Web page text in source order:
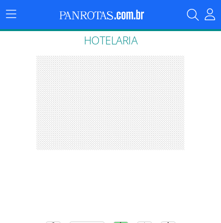
Menu
Principal
HOTELARIA